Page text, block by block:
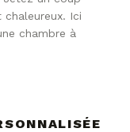
Ici
chambre à